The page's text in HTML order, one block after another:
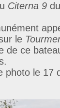
Citerna 9du
le
de ce
photo le 17